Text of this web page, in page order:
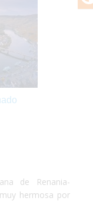
de Renania-
hermosa por